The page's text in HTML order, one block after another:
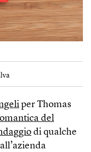
per Thomas
del
di qualche